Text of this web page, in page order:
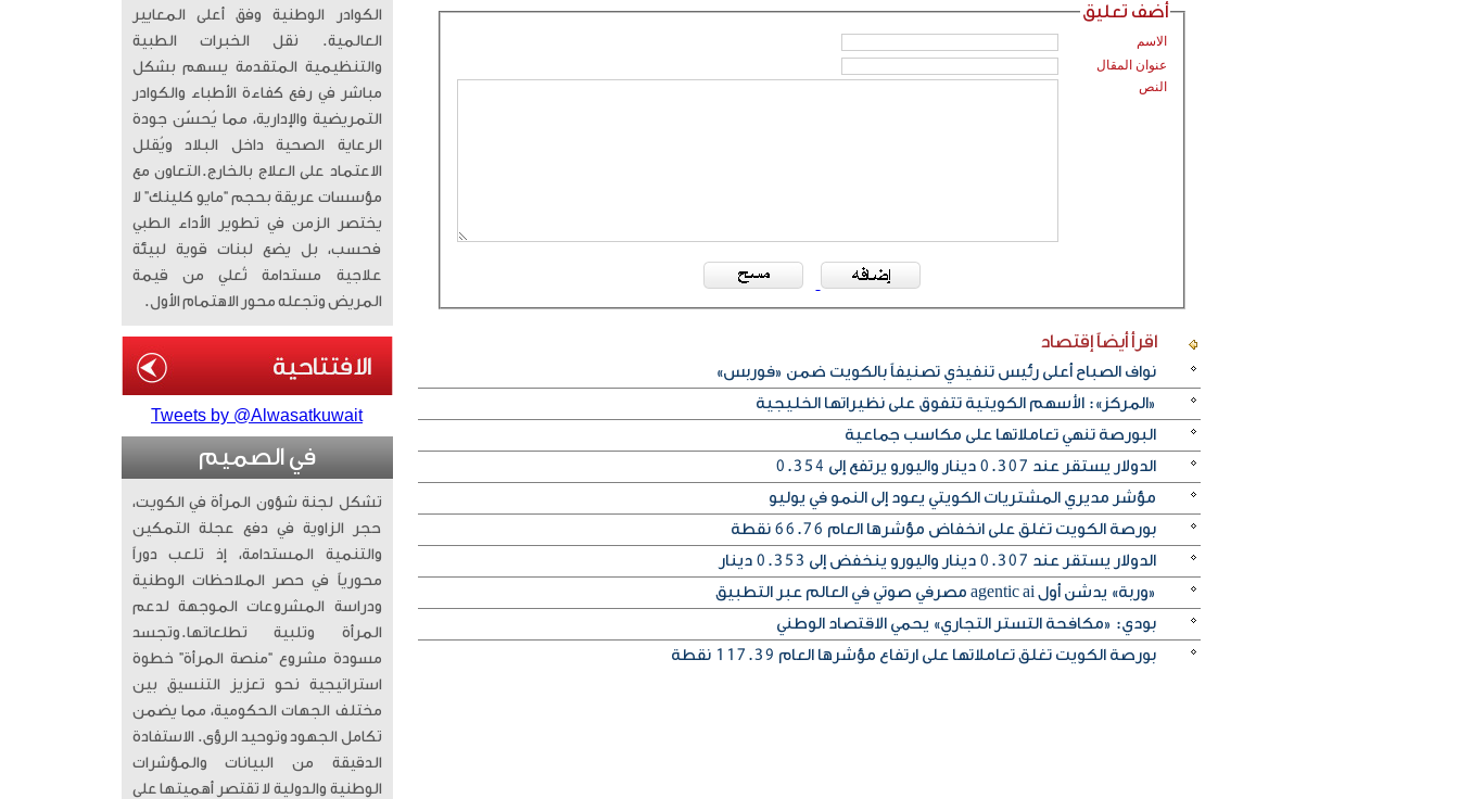
أضف تعليق
الاسم
عنوان المقال
النص
اقرأ أيضاًإقتصاد
نواف الصباح أعلى رئيس تنفيذي تصنيفاً بالكويت ضمن «فوربس»
«المركز»: الأسهم الكويتية تتفوق على نظيراتها الخليجية
البورصة تنهي تعاملاتها على مكاسب جماعية
الدولار يستقر عند 0.307 دينار واليورو يرتفع إلى 0.354
مؤشر مديري المشتريات الكويتي يعود إلى النمو في يوليو
بورصة الكويت تغلق على انخفاض مؤشرها العام 66.76 نقطة
الدولار يستقر عند 0.307 دينار واليورو ينخفض إلى 0.353 دينار
«وربة» يدشن أول agentic ai مصرفي صوتي في العالم عبر التطبيق
بودي: «مكافحة التستر التجاري» يحمي الاقتصاد الوطني
بورصة الكويت تغلق تعاملاتها على ارتفاع مؤشرها العام 117.39 نقطة
الكوادر الوطنية وفق أعلى المعايير
العالمية. ​ نقل الخبرات الطبية
والتنظيمية المتقدمة يسهم بشكل
مباشر في رفع كفاءة الأطباء والكوادر
التمريضية والإدارية، مما يُحسّن جودة
الرعاية الصحية داخل البلاد ويُقلل
الاعتماد على العلاج بالخارج. ​التعاون مع
مؤسسات عريقة بحجم “مايو كلينك” لا
يختصر الزمن في تطوير الأداء الطبي
فحسب، بل يضع لبنات قوية لبيئة
علاجية مستدامة تُعلي من قيمة
المريض وتجعله محور الاهتمام الأول.
Tweets by @Alwasatkuwait
في الصميم
تشكل لجنة شؤون المرأة في الكويت،
حجر الزاوية في دفع عجلة التمكين
والتنمية المستدامة، إذ تلعب دوراً
محورياً في حصر الملاحظات الوطنية
ودراسة المشروعات الموجهة لدعم
المرأة وتلبية تطلعاتها. ​وتجسد
مسودة مشروع “منصة المرأة” خطوة
استراتيجية نحو تعزيز التنسيق بين
مختلف الجهات الحكومية، مما يضمن
تكامل الجهود وتوحيد الرؤى. الاستفادة
الدقيقة من البيانات والمؤشرات
الوطنية والدولية لا تقتصر أهميتها على